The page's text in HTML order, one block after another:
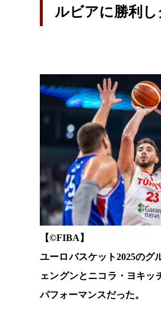
ルビアに勝利
【©️FIBA】
ユーロバスケット2025のグ
ェングンとニコラ・ヨキッ
パフォーマンスだった。